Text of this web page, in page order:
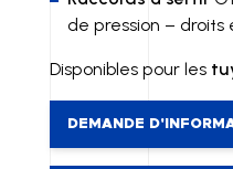
de pression – droits
Disponibles pour les
DEMANDE